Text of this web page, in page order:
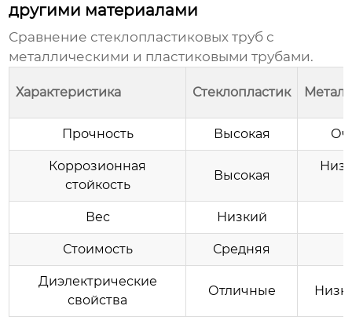
другими материалами
Сравнение стеклопластиковых труб с
металлическими и пластиковыми трубами.
Характеристика Стеклопластик
Прочность Высокая
Коррозионная
стойкость
Высокая
Вес Низкий
Стоимость Средняя
Диэлектрические
свойства
Отличные